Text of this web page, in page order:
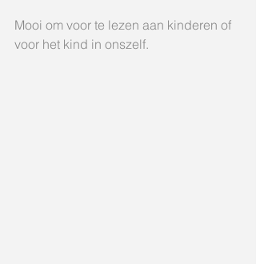
Mooi om voor te lezen aan kinderen of
voor het kind in onszelf.